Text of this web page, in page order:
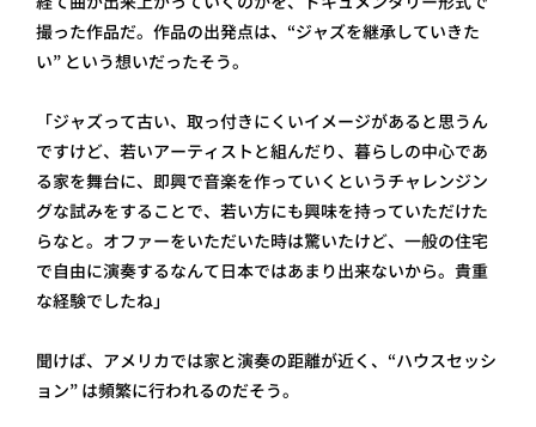
撮った作品だ。作品の出発点は、“ジャズを継承していきた
い” という想いだったそう。
「ジャズって古い、取っ付きにくいイメージがあると思うん
ですけど、若いアーティストと組んだり、暮らしの中心であ
る家を舞台に、即興で音楽を作っていくというチャレンジン
グな試みをすることで、若い方にも興味を持っていただけた
らなと。オファーをいただいた時は驚いたけど、一般の住宅
で自由に演奏するなんて日本ではあまり出来ないから。貴重
な経験でしたね」
聞けば、アメリカでは家と演奏の距離が近く、“ハウスセッシ
ョン” は頻繁に行われるのだそう。